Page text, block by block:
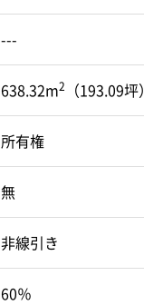
---
638.32m2 （193.09坪）
所有権
無
非線引き
60％